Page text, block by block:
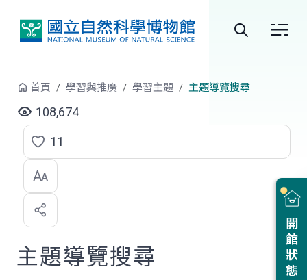
站
尋
開館狀態
首頁 學習與推廣 學習主題 主題導覽搜尋
108,674
點
選
喜
歡
11
主題導覽搜尋